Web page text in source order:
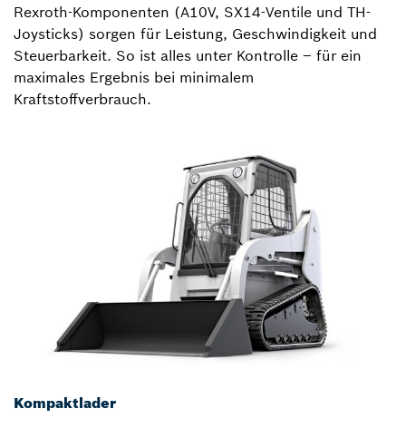
Rexroth-Komponenten (A10V, SX14-Ventile und TH-
Joysticks) sorgen für Leistung, Geschwindigkeit und
Steuerbarkeit. So ist alles unter Kontrolle – für ein
maximales Ergebnis bei minimalem
Kraftstoffverbrauch.
Kompaktlader